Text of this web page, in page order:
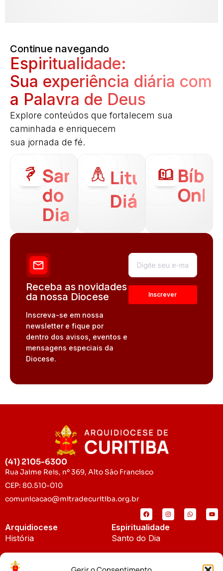
Continue navegando
Espiritualidade:
Sua experiência diária com
a Palavra de Deus
Explore conteúdos que fortalecem sua
caminhada e enriquecem
sua jornada de fé.
Santo
do
Dia
Liturgia
Diária
Receba as novidades
da nossa Diocese
Inscreva-se em nossa
newsletter e fique por
dentro dos avisos, eventos e
mensagens especiais da
Diocese.
(41) 2105-6300
Rua Jaime Reis, nº 369, Alto São Francisco
CEP: 80.510-010
comunicacao@mitradecuritiba.org.br
Arquidiocese
História
Padroeira
Espiritualidade
Santo do Dia